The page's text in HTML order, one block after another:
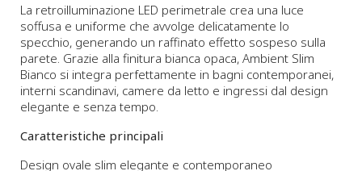
La retroilluminazione LED perimetrale crea una luce
soffusa e uniforme che avvolge delicatamente lo
specchio, generando un raffinato effetto sospeso sulla
parete. Grazie alla finitura bianca opaca, Ambient Slim
Bianco si integra perfettamente in bagni contemporanei,
interni scandinavi, camere da letto e ingressi dal design
elegante e senza tempo.
Caratteristiche principali
Design ovale slim elegante e contemporaneo